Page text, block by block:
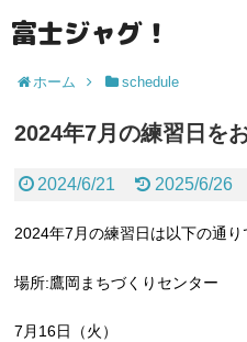
富士ジャグ！
ホーム schedule
2024年7月の練習日を
2024/6/21 2025/6/26
2024年7月の練習日は以下の通り
場所:鷹岡まちづくりセンター
7月16日（火）
TOP
お知らせ